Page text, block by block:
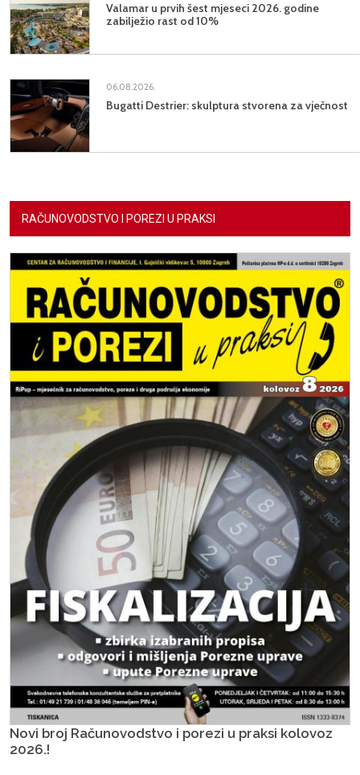
Valamar u prvih šest mjeseci 2026. godine
zabilježio rast od 10%
06.08.2026.
Bugatti Destrier: skulptura stvorena za vječnost
RAČUNOVODSTVO I POREZI U PRAKSI
Novi broj Računovodstvo i porezi u praksi kolovoz
2026.!